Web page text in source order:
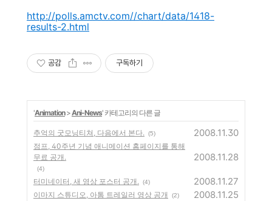
http://polls.amctv.com//chart/data/1418-
results-2.html
공감 구독하기
'Animation>Ani-News' 카테고리의 다른 글
추억의 굿모닝티쳐, 다음에서 본다. (5) 2008.11.30
점프, 40주년 기념 애니메이션 홈페이지를 통해
무료 공개.
(4)
2008.11.28
터미네이터, 새 영상 포스터 공개. (4) 2008.11.27
이마지 스튜디오, 아톰 트레일러 영상 공개 (2) 2008.11.25